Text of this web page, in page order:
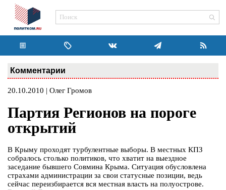
Комментарии
20.10.2010 | Олег Громов
Партия Регионов на пороге
открытий
В Крыму проходят турбулентные выборы. В местных КПЗ
собралось столько политиков, что хватит на выездное
заседание бывшего Совмина Крыма. Ситуация обусловлена
страхами администрации за свои статусные позиции, ведь
сейчас переизбирается вся местная власть на полуострове.